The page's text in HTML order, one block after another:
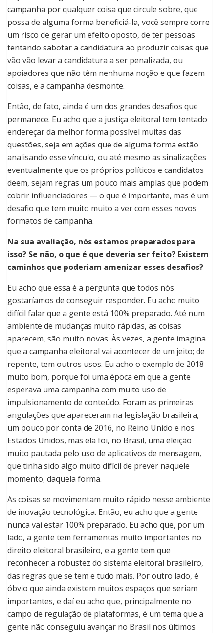
campanha por qualquer coisa que circule sobre, que
possa de alguma forma beneficiá-la, você sempre corre
um risco de gerar um efeito oposto, de ter pessoas
tentando sabotar a candidatura ao produzir coisas que
vão vão levar a candidatura a ser penalizada, ou
apoiadores que não têm nenhuma noção e que fazem
coisas, e a campanha desmonte.
Então, de fato, ainda é um dos grandes desafios que
permanece. Eu acho que a justiça eleitoral tem tentado
endereçar da melhor forma possível muitas das
questões, seja em ações que de alguma forma estão
analisando esse vínculo, ou até mesmo as sinalizações
eventualmente que os próprios políticos e candidatos
deem, sejam regras um pouco mais amplas que podem
cobrir influenciadores — o que é importante, mas é um
desafio que tem muito muito a ver com esses novos
formatos de campanha.
Na sua avaliação, nós estamos preparados para
isso? Se não, o que é que deveria ser feito? Existem
caminhos que poderiam amenizar esses desafios?
Eu acho que essa é a pergunta que todos nós
gostaríamos de conseguir responder. Eu acho muito
difícil falar que a gente está 100% preparado. Até num
ambiente de mudanças muito rápidas, as coisas
aparecem, são muito novas. Às vezes, a gente imagina
que a campanha eleitoral vai acontecer de um jeito; de
repente, tem outros usos. Eu acho o exemplo de 2018
muito bom, porque foi uma época em que a gente
esperava uma campanha com muito uso de
impulsionamento de conteúdo. Foram as primeiras
angulações que apareceram na legislação brasileira,
um pouco por conta de 2016, no Reino Unido e nos
Estados Unidos, mas ela foi, no Brasil, uma eleição
muito pautada pelo uso de aplicativos de mensagem,
que tinha sido algo muito difícil de prever naquele
momento, daquela forma.
As coisas se movimentam muito rápido nesse ambiente
de inovação tecnológica. Então, eu acho que a gente
nunca vai estar 100% preparado. Eu acho que, por um
lado, a gente tem ferramentas muito importantes no
direito eleitoral brasileiro, e a gente tem que
reconhecer a robustez do sistema eleitoral brasileiro,
das regras que se tem e tudo mais. Por outro lado, é
óbvio que ainda existem muitos espaços que seriam
importantes, e daí eu acho que, principalmente no
campo de regulação de plataformas, é um tema que a
gente não conseguiu avançar no Brasil nos últimos